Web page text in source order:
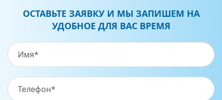
ОСТАВЬТЕ ЗАЯВКУ И МЫ ЗАПИШЕМ НА
УДОБНОЕ ДЛЯ ВАС ВРЕМЯ